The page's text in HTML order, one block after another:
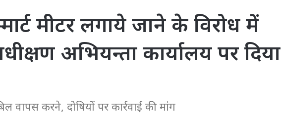
मीटर लगाये जाने के विरोध में
अभियन्ता कार्यालय पर दिया
वापस करने, दोषियों पर कार्रवाई की मांग